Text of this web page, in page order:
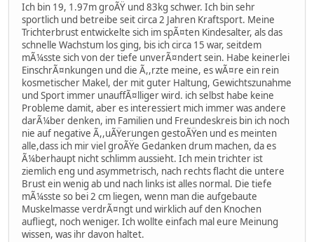
Ich bin 19, 1.97m groÃŸ und 83kg schwer. Ich bin sehr
sportlich und betreibe seit circa 2 Jahren Kraftsport. Meine
Trichterbrust entwickelte sich im spÃ¤ten Kindesalter, als das
schnelle Wachstum los ging, bis ich circa 15 war, seitdem
mÃ¼sste sich von der tiefe unverÃ¤ndert sein. Habe keinerlei
EinschrÃ¤nkungen und die Ã,,rzte meine, es wÃ¤re ein rein
kosmetischer Makel, der mit guter Haltung, Gewichtszunahme
und Sport immer unauffÃ¤lliger wird. ich selbst habe keine
Probleme damit, aber es interessiert mich immer was andere
darÃ¼ber denken, im Familien und Freundeskreis bin ich noch
nie auf negative Ã,,uÃŸerungen gestoÃŸen und es meinten
alle,dass ich mir viel groÃŸe Gedanken drum machen, da es
Ã¼berhaupt nicht schlimm aussieht. Ich mein trichter ist
ziemlich eng und asymmetrisch, nach rechts flacht die untere
Brust ein wenig ab und nach links ist alles normal. Die tiefe
mÃ¼sste so bei 2 cm liegen, wenn man die aufgebaute
Muskelmasse verdrÃ¤ngt und wirklich auf den Knochen
aufliegt, noch weniger. Ich wollte einfach mal eure Meinung
wissen, was ihr davon haltet.